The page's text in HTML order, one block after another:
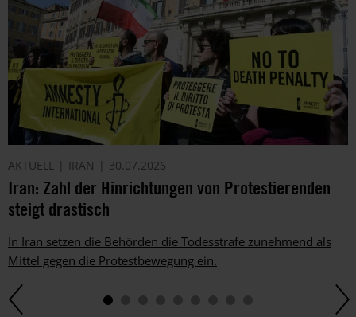
AKTUELL IRAN 30.07.2026
Iran: Zahl der Hinrichtungen von Protestierenden
steigt drastisch
In Iran setzen die Behörden die Todesstrafe zunehmend als
Mittel gegen die Protestbewegung ein.